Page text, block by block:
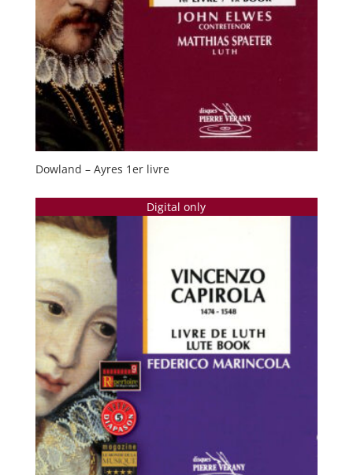
Dowland – Ayres 1er livre
Digital only